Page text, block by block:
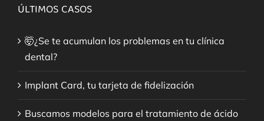
ÚLTIMOS CASOS
🤯¿Se te acumulan los problemas en tu clínica
dental?
Implant Card, tu tarjeta de fidelización
Buscamos modelos para el tratamiento de ácido